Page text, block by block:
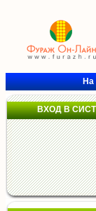
На
ВХОД В